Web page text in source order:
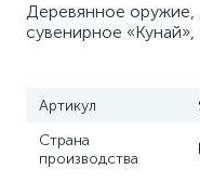
Деревянное оружие,
сувенирное
Артикул
Страна
производства